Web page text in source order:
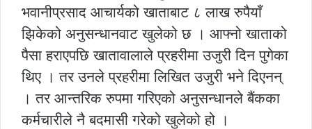
भवानीप्रसाद आचार्यको खाताबाट ८ लाख रुपैयाँ
झिकेको अनुसन्धानवाट खुलेको छ । आफ्नो खाताको
पैसा हराएपछि खातावालाले प्रहरीमा उजुरी दिन पुगेका
थिए । तर उनले प्रहरीमा लिखित उजुरी भने दिएनन्
। तर आन्तरिक रुपमा गरिएको अनुसन्धानले बैंकका
कर्मचारीले नै बदमासी गरेको खुलेको हो ।